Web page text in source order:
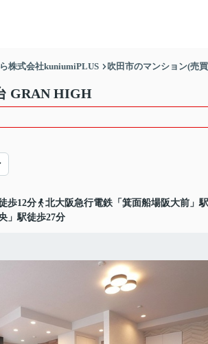
株式会社kuniumiPLUS 吹田市のマンション(売
GRAN HIGH
歩12分
北大阪急行電鉄「箕面船場阪大前」
」駅徒歩27分